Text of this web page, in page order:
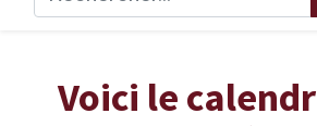
Voici le